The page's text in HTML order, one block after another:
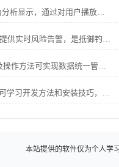
Chrome浏览器视频播放缓冲机制用户行为分析显示，通过对用户播放习惯和缓冲优化策略研究，提升视频观看稳定性和流畅度。
谷歌浏览器浏览安全功能基于庞大威胁库提供实时风险告警，是抵御钓鱼钓鱼网站的关键。本文评估其防御效能，揭示这一机制如何从底层拦截恶意攻击，显著降低您的在线办公安全隐患。
google Chrome浏览器下载及多平台同步及操作方法可实现数据统一管理。方法包括下载安装、跨平台同步及配置，让信息保持一致。
google浏览器支持插件开发和安装，用户可学习开发方法和安装技巧，快速实现扩展功能，提升浏览器个性化和使用体验。
本站提供的软件仅为个人学